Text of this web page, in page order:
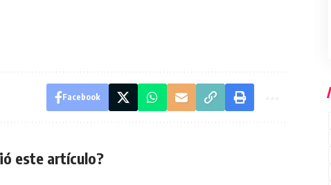
Facebook
este artículo?